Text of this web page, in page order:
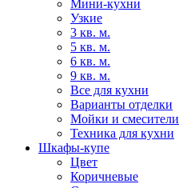
Мини-кухни
Узкие
3 кв. м.
5 кв. м.
6 кв. м.
9 кв. м.
Все для кухни
Варианты отделки
Мойки и смесители
Техника для кухни
Шкафы-купе
Цвет
Коричневые